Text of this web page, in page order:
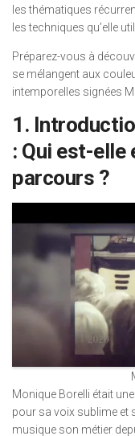
les thématiques
les techniques qu’elle
Préparez-vous à
se mélangent aux
intemporelles signées
1.
: Qui est-elle
parcours ?
Monique Borelli était
pour sa voix sublime et
musique son métier